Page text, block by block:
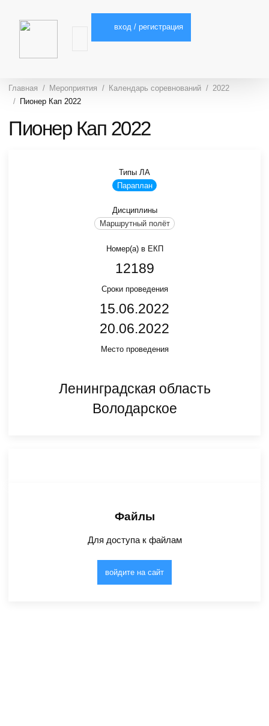
вход / регистрация
Главная Мероприятия Календарь соревнований
2022
Пионер Кап 2022
Пионер Кап 2022
Типы ЛА
Параплан
Дисциплины
Маршрутный полёт
Номер(а) в ЕКП
12189
Сроки проведения
15.06.2022
20.06.2022
Место проведения
Ленинградская область
Володарское
Файлы
Для доступа к файлам
войдите на сайт